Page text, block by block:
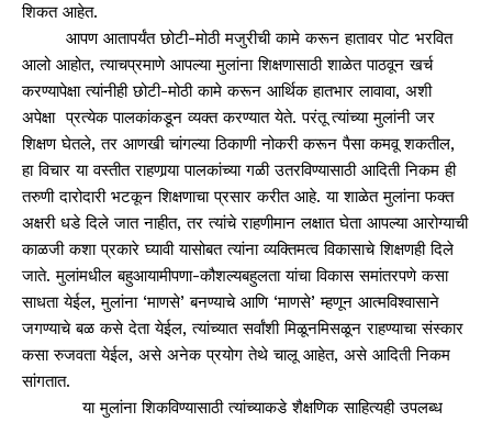
शिकत आहेत.
आपण आतापर्यंत छोटी-मोठी मजुरीची कामे करून हातावर पोट भरवित
आलो आहोत, त्याचप्रमाणे आपल्या मुलांना शिक्षणासाठी शाळेत पाठवून खर्च
करण्यापेक्षा त्यांनीही छोटी-मोठी कामे करून आर्थिक हातभार लावावा, अशी
अपेक्षा प्रत्येक पालकांकडून व्यक्त करण्यात येते. परंतू त्यांच्या मुलांनी जर
शिक्षण घेतले, तर आणखी चांगल्या ठिकाणी नोकरी करून पैसा कमवू शकतील,
हा विचार या वस्तीत राहणार्‍या पालकांच्या गळी उतरविण्यासाठी आदिती निकम ही
तरुणी दारोदारी भटकून शिक्षणाचा प्रसार करीत आहे. या शाळेत मुलांना फक्त
अक्षरी धडे दिले जात नाहीत, तर त्यांचे राहणीमान लक्षात घेता आपल्या आरोग्याची
काळजी कशा प्रकारे घ्यावी यासोबत त्यांना व्यक्तिमत्व विकासाचे शिक्षणही दिले
जाते. मुलांमधील बहुआयामीपणा-कौशल्यबहुलता यांचा विकास समांतरपणे कसा
साधता येईल, मुलांना ‘माणसे’ बनण्याचे आणि ‘माणसे’ म्हणून आत्मविश्वासाने
जगण्याचे बळ कसे देता येईल, त्यांच्यात सर्वांशी मिळूनमिसळून राहण्याचा संस्कार
कसा रुजवता येईल, असे अनेक प्रयोग तेथे चालू आहेत, असे आदिती निकम
सांगतात.
या मुलांना शिकविण्यासाठी त्यांच्याकडे शैक्षणिक साहित्यही उपलब्ध